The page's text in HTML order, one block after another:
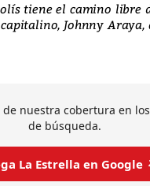
tiene el camino libre
Johnny Araya,
de nuestra cobertura en
de búsqueda.
La Estrella en Google